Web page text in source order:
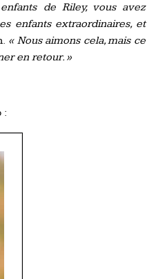
de Riley, vous avez
enfants extraordinaires, et
« Nous aimons cela, mais ce
en retour. »
: